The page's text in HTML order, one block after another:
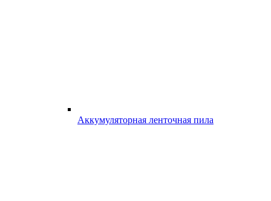
Аккумуляторная ленточная пила